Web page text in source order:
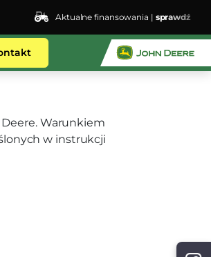
Aktualne finansowania |sprawdź
Deere. Warunkiem
w instrukcji